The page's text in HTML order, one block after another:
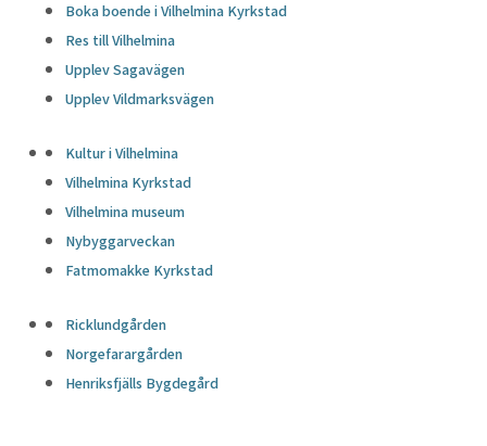
Boka boende i Vilhelmina Kyrkstad
Res till Vilhelmina
Upplev Sagavägen
Upplev Vildmarksvägen
Kultur i Vilhelmina
Vilhelmina Kyrkstad
Vilhelmina museum
Nybyggarveckan
Fatmomakke Kyrkstad
Ricklundgården
Norgefarargården
Henriksfjälls Bygdegård